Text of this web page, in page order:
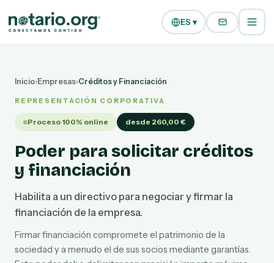
ES ▾
Inicio›Empresas›Créditos y Financiación
REPRESENTACIÓN CORPORATIVA
Proceso 100% online desde 260,00 €
Poder para solicitar créditos
y financiación
Habilita a un directivo para negociar y firmar la
financiación de la empresa.
Firmar financiación compromete el patrimonio de la
sociedad y a menudo el de sus socios mediante garantías.